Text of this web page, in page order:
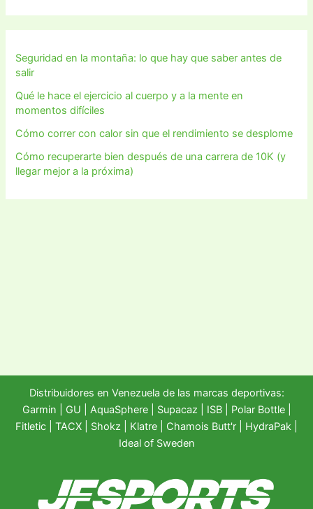
Seguridad en la montaña: lo que hay que saber antes de
salir
Qué le hace el ejercicio al cuerpo y a la mente en
momentos difíciles
Cómo correr con calor sin que el rendimiento se desplome
Cómo recuperarte bien después de una carrera de 10K (y
llegar mejor a la próxima)
Distribuidores en Venezuela de las marcas deportivas:
Garmin
GU AquaSphere| Supacaz | ISB | Polar Bottle|
Fitletic
TACX Shokz Klatre Chamois Butt'r HydraPak
Ideal of Sweden